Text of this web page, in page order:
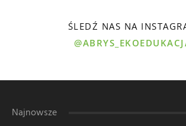
ŚLEDŹ NAS NA
Najnowsze